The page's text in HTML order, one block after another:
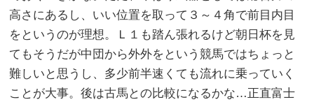
高さにあるし、いい位置を取って３～４角で前目内目
をというのが理想。Ｌ１も踏ん張れるけど朝日杯を見
てもそうだが中団から外外をという競馬ではちょっと
難しいと思うし、多少前半速くても流れに乗っていく
ことが大事。後は古馬との比較になるかな…正直富士